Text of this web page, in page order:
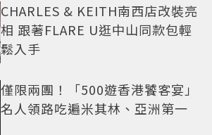
CHARLES & KEITH南西店改裝亮
相 跟著FLARE U逛中山同款包輕
鬆入手
僅限兩團！「500遊香港饕客宴」
名人領路吃遍米其林、亞洲第一